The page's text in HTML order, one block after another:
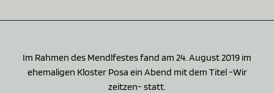
Im Rahmen des Mendlfestes fand am 24. August 2019 im
ehemaligen Kloster Posa ein Abend mit dem Titel -Wir
zeitzen- statt.